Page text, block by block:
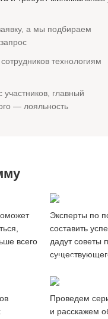
а мы подбираем
технологиям
главный
— лояльность
всего
Эксперты по
составить
дадут советы
Вебинары
Проведем
и расскажем